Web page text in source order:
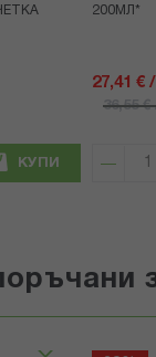
КУПИ
200МЛ*
27,41 €
36,55 €